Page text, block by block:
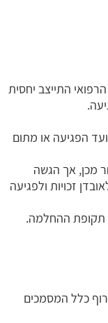
לאחר שהמצב הרפואי התייצב יחסית
12 חודשים ממועד הפגיעה או מתום
מכן, אך הגשה
זכויות ולפגיעה
תקופת ההחלמה.
כלל המסמכים